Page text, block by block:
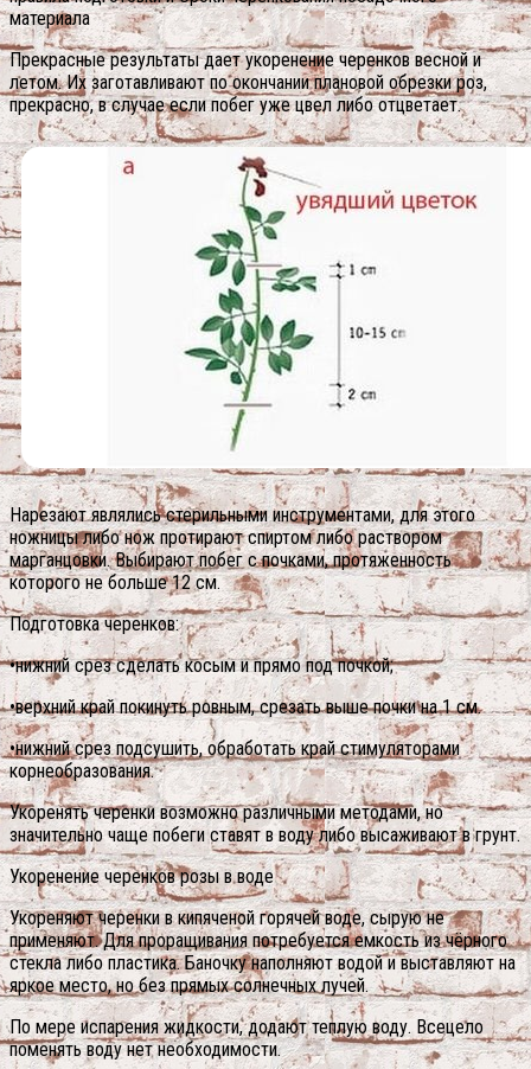
материала
Прекрасные результаты дает укоренение черенков весной и
летом. Их заготавливают по окончании плановой обрезки роз,
прекрасно, в случае если побег уже цвел либо отцветает.
Нарезают являлись стерильными инструментами, для этого
ножницы либо нож протирают спиртом либо раствором
марганцовки. Выбирают побег с почками, протяженность
которого не больше 12 см.
Подготовка черенков:
•нижний срез сделать косым и прямо под почкой;
•верхний край покинуть ровным, срезать выше почки на 1 см.
•нижний срез подсушить, обработать край стимуляторами
корнеобразования.
Укоренять черенки возможно различными методами, но
значительно чаще побеги ставят в воду либо высаживают в грунт.
Укоренение черенков розы в воде
Укореняют черенки в кипяченой горячей воде, сырую не
применяют. Для проращивания потребуется емкость из чёрного
стекла либо пластика. Баночку наполняют водой и выставляют на
яркое место, но без прямых солнечных лучей.
По мере испарения жидкости, додают теплую воду. Всецело
поменять воду нет необходимости.